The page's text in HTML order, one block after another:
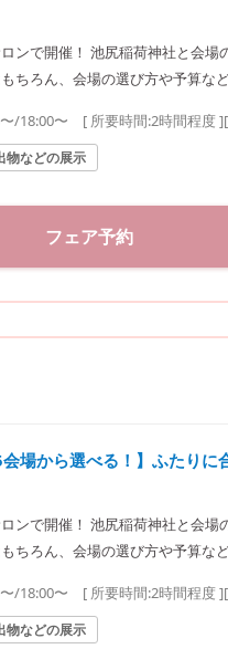
ンで開催！ 池尻稲荷神社と会場
ちろん、会場の選び方や予算な
JR線「飯田橋駅」西口徒歩3分／
/18:00〜 [ 所要時間:2時間程度]
物などの展示
フェア予約
会場から選べる！】ふたり
ンで開催！ 池尻稲荷神社と会場
ちろん、会場の選び方や予算な
JR線「飯田橋駅」西口徒歩3分／
/18:00〜 [ 所要時間:2時間程度]
物などの展示